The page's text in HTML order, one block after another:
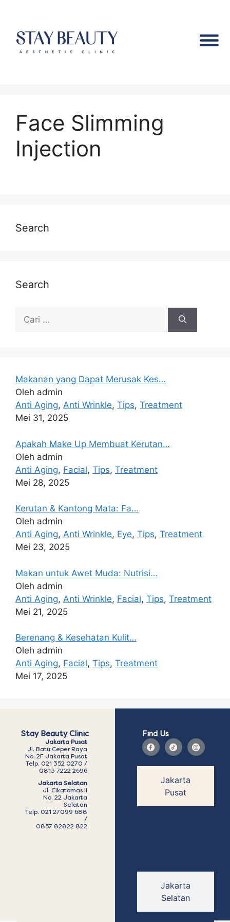
Face Slimming
Injection
Search
Search
Makanan yang Dapat Merusak Kes…
Oleh admin
Anti Aging, Anti Wrinkle, Tips, Treatment
Mei 31, 2025
Apakah Make Up Membuat Kerutan…
Oleh admin
Anti Aging, Facial, Tips, Treatment
Mei 28, 2025
Kerutan & Kantong Mata: Fa…
Oleh admin
Anti Aging, Anti Wrinkle, Eye, Tips, Treatment
Mei 23, 2025
Makan untuk Awet Muda: Nutrisi…
Oleh admin
Anti Aging, Anti Wrinkle, Facial, Tips, Treatment
Mei 21, 2025
Berenang & Kesehatan Kulit…
Oleh admin
Anti Aging, Facial, Tips, Treatment
Mei 17, 2025
Stay Beauty Clinic
Jakarta Pusat
Jl. Batu Ceper Raya
No. 2F Jakarta Pusat
Telp. 021 352 0270 /
0813 7222 2696
Jakarta Selatan
Jl. Cikatomas II
No. 22 Jakarta
Selatan
Telp. 021 27099 688
/
0857 82822 822
Find Us
Jakarta
Pusat
Jakarta
Selatan